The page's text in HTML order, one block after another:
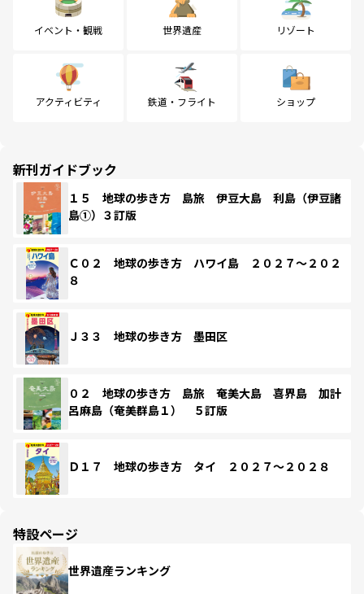
イベント・観戦 世界遺産 リゾート
アクティビティ 鉄道・フライト ショップ
新刊ガイドブック
１５ 地球の歩き方 島旅 伊豆大島 利島（伊豆諸
島①）３訂版
Ｃ０２ 地球の歩き方 ハワイ島 ２０２７～２０２
８
Ｊ３３ 地球の歩き方 墨田区
０２ 地球の歩き方 島旅 奄美大島 喜界島 加計
呂麻島（奄美群島１） ５訂版
Ｄ１７ 地球の歩き方 タイ ２０２７～２０２８
特設ページ
世界遺産ランキング